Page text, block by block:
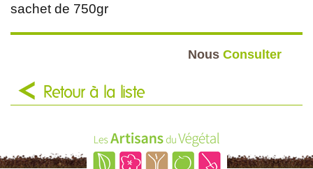
sachet de 750gr
Nous Consulter
Retour à la liste